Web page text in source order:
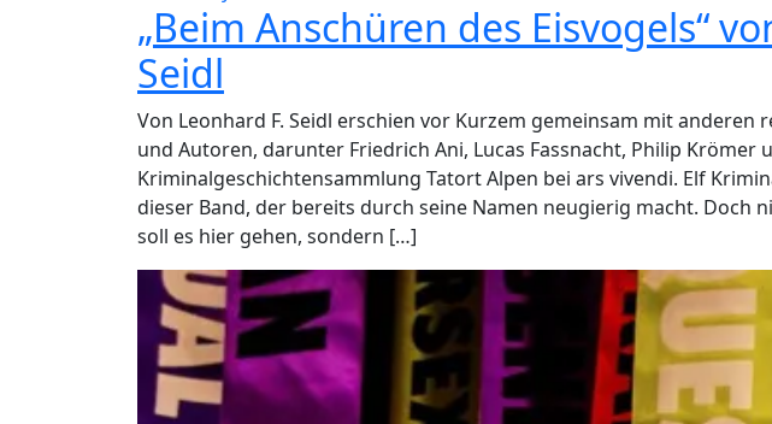
„Beim Anschüren des Eisvogels“
Seidl
Von Leonhard F. Seidl erschien vor Kurzem gemeinsam mit
und Autoren, darunter Friedrich Ani, Lucas Fassnacht, Philip Krömer
Kriminalgeschichtensammlung Tatort Alpen bei ars vivendi. Elf
dieser Band, der bereits durch seine Namen neugierig macht. Doch
soll es hier gehen, sondern […]